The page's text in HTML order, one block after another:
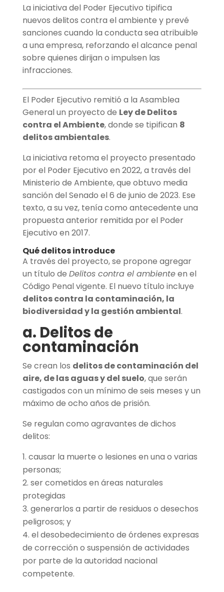
La iniciativa del Poder Ejecutivo tipifica
nuevos delitos contra el ambiente y prevé
sanciones cuando la conducta sea atribuible
a una empresa, reforzando el alcance penal
sobre quienes dirijan o impulsen las
infracciones.
El Poder Ejecutivo remitió a la Asamblea
General un proyecto de Ley de Delitos
contra el Ambiente, donde se tipifican 8
delitos ambientales.
La iniciativa retoma el proyecto presentado
por el Poder Ejecutivo en 2022, a través del
Ministerio de Ambiente, que obtuvo media
sanción del Senado el 6 de junio de 2023. Ese
texto, a su vez, tenía como antecedente una
propuesta anterior remitida por el Poder
Ejecutivo en 2017.
Qué delitos introduce
A través del proyecto, se propone agregar
un título de Delitos contra el ambienteen el
Código Penal vigente. El nuevo título incluye
delitos contra la contaminación, la
biodiversidad y la gestión ambiental.
a. Delitos de
contaminación
Se crean los delitos de contaminación del
aire, de las aguas y del suelo, que serán
castigados con un mínimo de seis meses y un
máximo de ocho años de prisión.
Se regulan como agravantes de dichos
delitos:
causar la muerte o lesiones en una o varias
personas;
ser cometidos en áreas naturales
protegidas
generarlos a partir de residuos o desechos
peligrosos; y
el desobedecimiento de órdenes expresas
de corrección o suspensión de actividades
por parte de la autoridad nacional
competente.